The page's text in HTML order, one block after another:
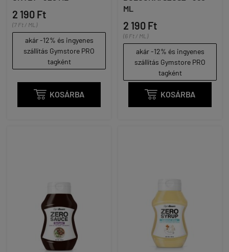
2 190 Ft
(7 Ft / ML)
akár -12% és ingyenes
szállítás Gymstore PRO
tagként
 KOSÁRBA
ML
2 190 Ft
(6 Ft / ML)
akár -12% és ingyenes
szállítás Gymstore PRO
tagként
 KOSÁRBA